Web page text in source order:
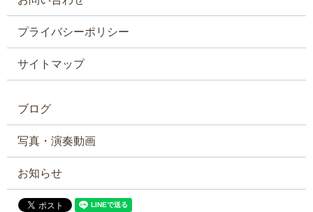
プライバシーポリシー
サイトマップ
ブログ
写真・演奏動画
お知らせ